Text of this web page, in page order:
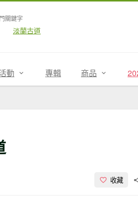
關鍵字
淡蘭古道
動 專輯 商品
收藏